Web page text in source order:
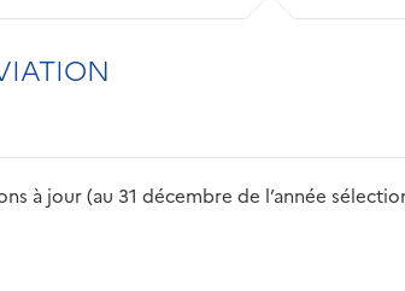
à jour (au 31 décembre de l’année